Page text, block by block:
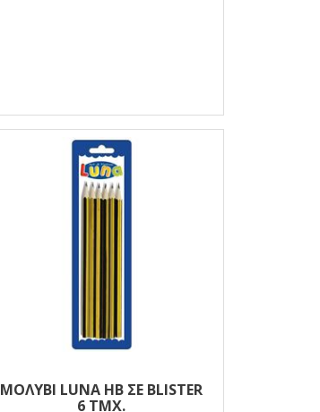
ΜΟΛΎΒΙ LUNA HB ΣΕ BLISTER
6 ΤΜΧ.